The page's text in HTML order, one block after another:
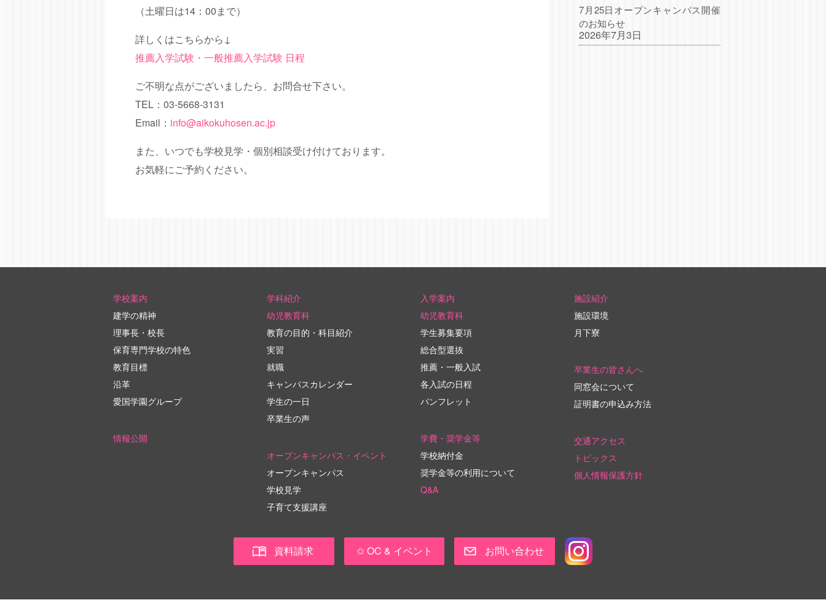
（土曜日は14：00まで）
詳しくはこちらから↓
推薦入学試験・一般推薦入学試験 日程
ご不明な点がございましたら、お問合せ下さい。
TEL：03-5668-3131
Email： info@aikokuhosen.ac.jp
また、いつでも学校見学・個別相談受け付けております。
お気軽にご予約ください。
7月25日オープンキャンパス開催
のお知らせ
2026年7月3日
学校案内
建学の精神
理事長・校長
保育専門学校の特色
教育目標
沿革
愛国学園グループ
情報公開
学科紹介
幼児教育科
教育の目的・科目紹介
実習
就職
キャンパスカレンダー
学生の一日
卒業生の声
オープンキャンパス・イベント
オープンキャンパス
学校見学
子育て支援講座
入学案内
幼児教育科
学生募集要項
総合型選抜
推薦・一般入試
各入試の日程
パンフレット
学費・奨学金等
学校納付金
奨学金等の利用について
Q&A
施設紹介
施設環境
月下寮
卒業生の皆さんへ
同窓会について
証明書の申込み方法
交通アクセス
トピックス
個人情報保護方針
資料請求 ✩ OC & イベント お問い合わせ